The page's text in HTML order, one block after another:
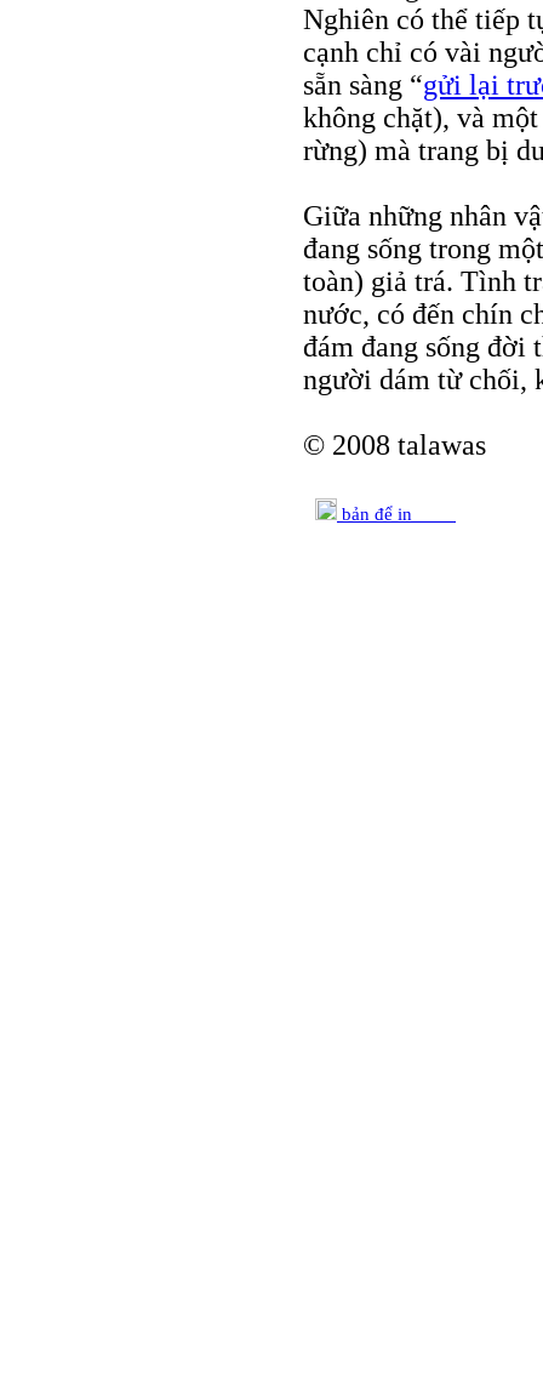
Nghiên có thể tiếp
cạnh chỉ có vài
sẵn sàng “gửi lại
không chặt), và
rừng) mà trang bị
Giữa những nhân
đang sống trong
toàn) giả trá. Tình
nước, có đến chín
đám đang sống đời
người dám từ chối,
© 2008 talawas
bản để in